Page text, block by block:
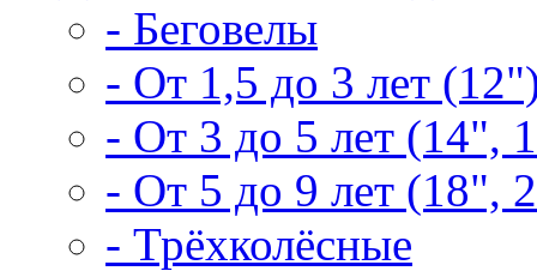
- Беговелы
- От 1,5 до 3 лет
- От 3 до 5 лет (14",
- От 5 до 9 лет (18",
- Трёхколёсные